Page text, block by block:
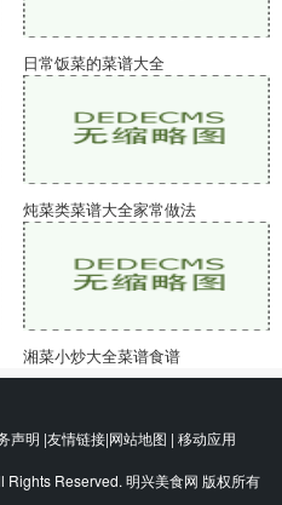
日常饭菜的菜谱大全
炖菜类菜谱大全家常做法
湘菜小炒大全菜谱食谱
声明 |友情链接|网站地图 | 移动应用
Reserved. 明兴美食网 版权所有